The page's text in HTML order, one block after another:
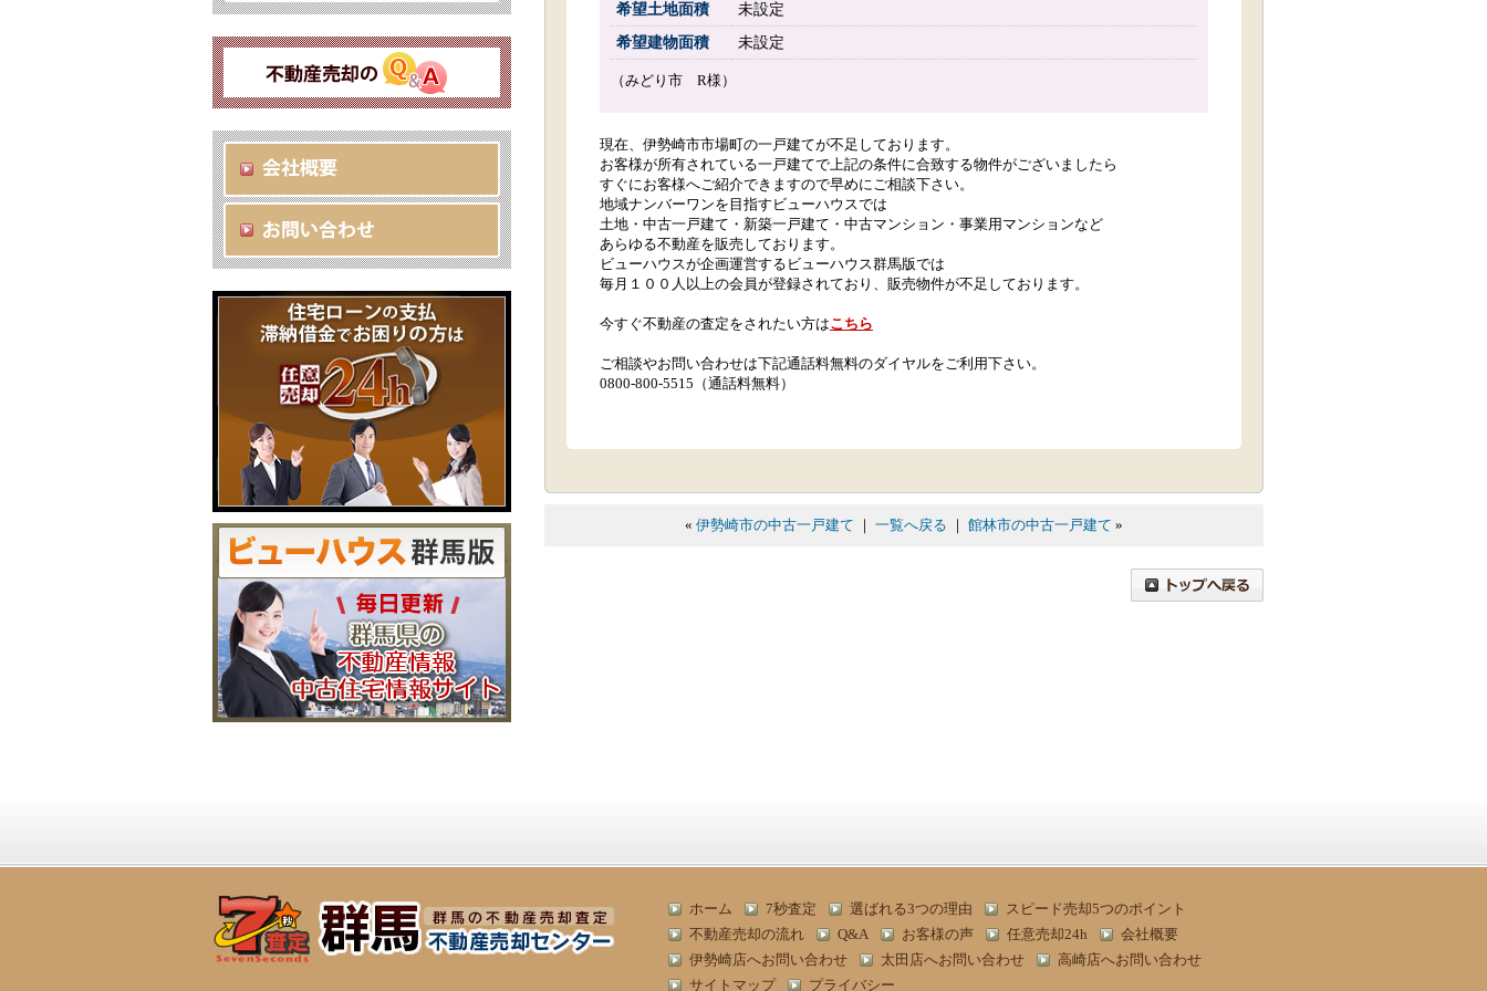
希望土地面積
未設定
希望建物面積
未設定
（みどり市 R様）
現在、伊勢崎市市場町の一戸建てが不足しております。
お客様が所有されている一戸建てで上記の条件に合致する物件がございましたら
すぐにお客様へご紹介できますので早めにご相談下さい。
地域ナンバーワンを目指すビューハウスでは
土地・中古一戸建て・新築一戸建て・中古マンション・事業用マンションなど
あらゆる不動産を販売しております。
ビューハウスが企画運営するビューハウス群馬版では
毎月１００人以上の会員が登録されており、販売物件が不足しております。
今すぐ不動産の査定をされたい方はこちら
ご相談やお問い合わせは下記通話料無料のダイヤルをご利用下さい。
0800-800-5515（通話料無料）
« 伊勢崎市の中古一戸建て ｜ 一覧へ戻る ｜ 館林市の中古一戸建て »
ホーム 7秒査定 選ばれる3つの理由
スピード売却5つのポイント
不動産売却の流れ
Q&A お客様の声 任意売却24h
会社概要
伊勢崎店へお問い合わせ
太田店へお問い合わせ
高崎店へお問い合わせ
サイトマップ
プライバシー